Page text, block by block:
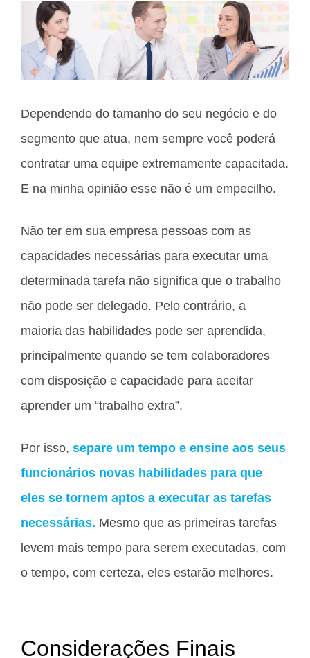
Dependendo do tamanho do seu negócio e do
segmento que atua, nem sempre você poderá
contratar uma equipe extremamente capacitada.
E na minha opinião esse não é um empecilho.
Não ter em sua empresa pessoas com as
capacidades necessárias para executar uma
determinada tarefa não significa que o trabalho
não pode ser delegado. Pelo contrário, a
maioria das habilidades pode ser aprendida,
principalmente quando se tem colaboradores
com disposição e capacidade para aceitar
aprender um “trabalho extra”.
Por isso, separe um tempo e ensine aos seus
funcionários novas habilidades para que
eles se tornem aptos a executar as tarefas
necessárias. Mesmo que as primeiras tarefas
levem mais tempo para serem executadas, com
o tempo, com certeza, eles estarão melhores.
Considerações Finais